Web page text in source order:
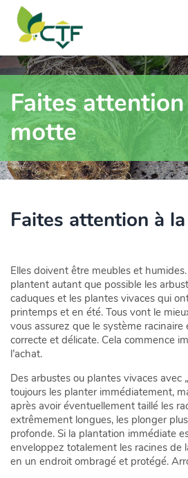
Faites attention
motte
Faites attention à
Elles doivent être meubles et
plantent autant que possible les
caduques et les plantes vivaces qui
printemps et en été. Tous vont le
vous assurez que le système
correcte et délicate. Cela commence
l’achat.
Des arbustes ou plantes vivaces avec „
toujours les planter immédiatement,
après avoir éventuellement taillé les
extrêmement longues, les plonger
profonde. Si la plantation immédiate
enveloppez totalement les racines de
en un endroit ombragé et protégé.